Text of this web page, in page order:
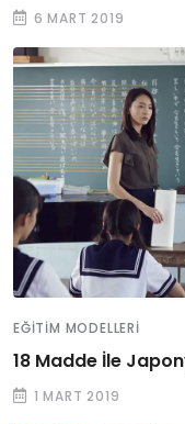
6 MART 2019
EĞITIM MODELLERI
18 Madde İle
1 MART 2019